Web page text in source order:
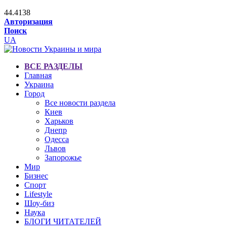
44.4138
Авторизация
Поиск
UA
ВСЕ РАЗДЕЛЫ
Главная
Украина
Город
Все новости раздела
Киев
Харьков
Днепр
Одесса
Львов
Запорожье
Мир
Бизнес
Спорт
Lifestyle
Шоу-биз
Наука
БЛОГИ ЧИТАТЕЛЕЙ